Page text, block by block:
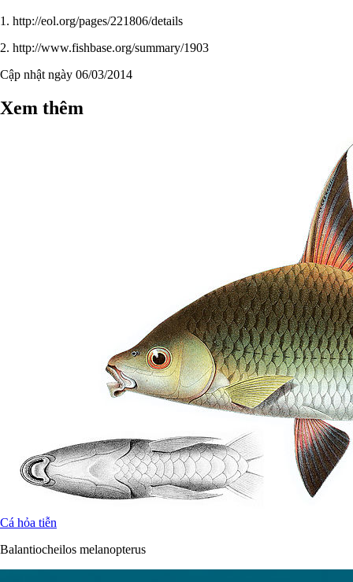
1. http://eol.org/pages/221806/details
2. http://www.fishbase.org/summary/1903
Cập nhật ngày 06/03/2014
Xem thêm
Cá hỏa tiễn
Balantiocheilos melanopterus